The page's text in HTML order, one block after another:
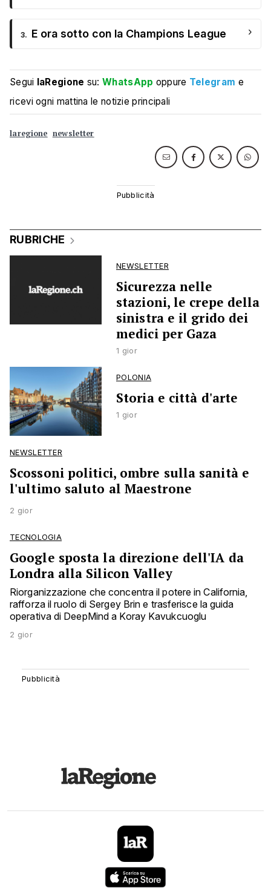
3. E ora sotto con la Champions League ›
Segui laRegione su:WhatsApp oppure Telegram e
ricevi ogni mattina le notizie principali
laregione newsletter
RUBRICHE
NEWSLETTER
Sicurezza nelle
stazioni, le crepe della
sinistra e il grido dei
medici per Gaza
1 gior
POLONIA
Storia e città d'arte
1 gior
NEWSLETTER
Scossoni politici, ombre sulla sanità e
l'ultimo saluto al Maestrone
2 gior
TECNOLOGIA
Google sposta la direzione dell'IA da
Londra alla Silicon Valley
Riorganizzazione che concentra il potere in California,
rafforza il ruolo di Sergey Brin e trasferisce la guida
operativa di DeepMind a Koray Kavukcuoglu
2 gior